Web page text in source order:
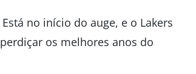
no início do auge, e o Lakers
os melhores anos do